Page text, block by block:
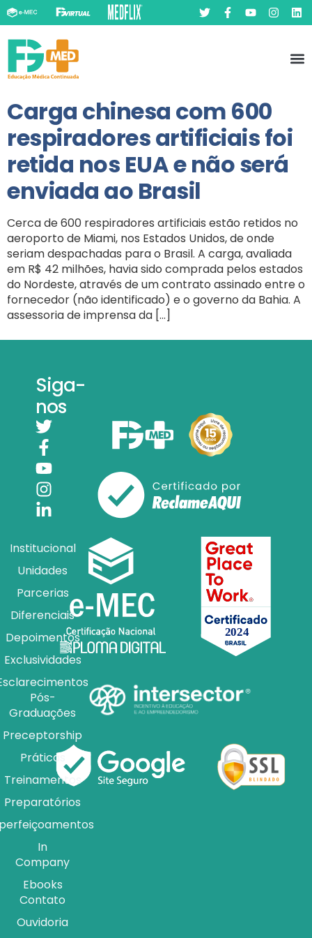
Carga chinesa com 600
respiradores artificiais foi
retida nos EUA e não será
enviada ao Brasil
Cerca de 600 respiradores artificiais estão retidos no
aeroporto de Miami, nos Estados Unidos, de onde
seriam despachadas para o Brasil. A carga, avaliada
em R$ 42 milhões, havia sido comprada pelos estados
do Nordeste, através de um contrato assinado entre o
fornecedor (não identificado) e o governo da Bahia. A
assessoria de imprensa da […]
Siga-
nos
Institucional
Unidades
Parcerias
Diferenciais
Depoimentos
Exclusividades
Pós-
Graduações
Preceptorship
Práticas
Treinamentos
Preparatórios
In
Company
Ebooks
Contato
Ouvidoria